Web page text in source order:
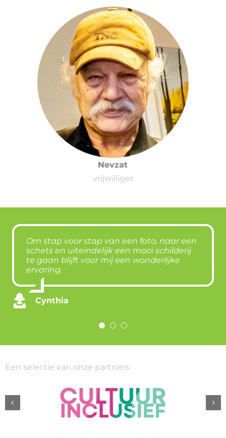
Nevzat
vrijwilliger
Om stap voor stap van een foto, naar een
schets en uiteindelijk een mooi schilderij
te gaan blijft voor mij een wonderlijke
ervaring.
Cynthia
Schilderen is heerlijk rustgevend. Het
heeft me ook geholpen om nieuwe
mensen te ontmoeten.
Peter
Ik wist niet dat ik kon schilderen, maar
heb inmiddels de mooiste schilderijen
gemaakt met de hulp van onze top
docent.
Kathy
Een selectie van onze partners: